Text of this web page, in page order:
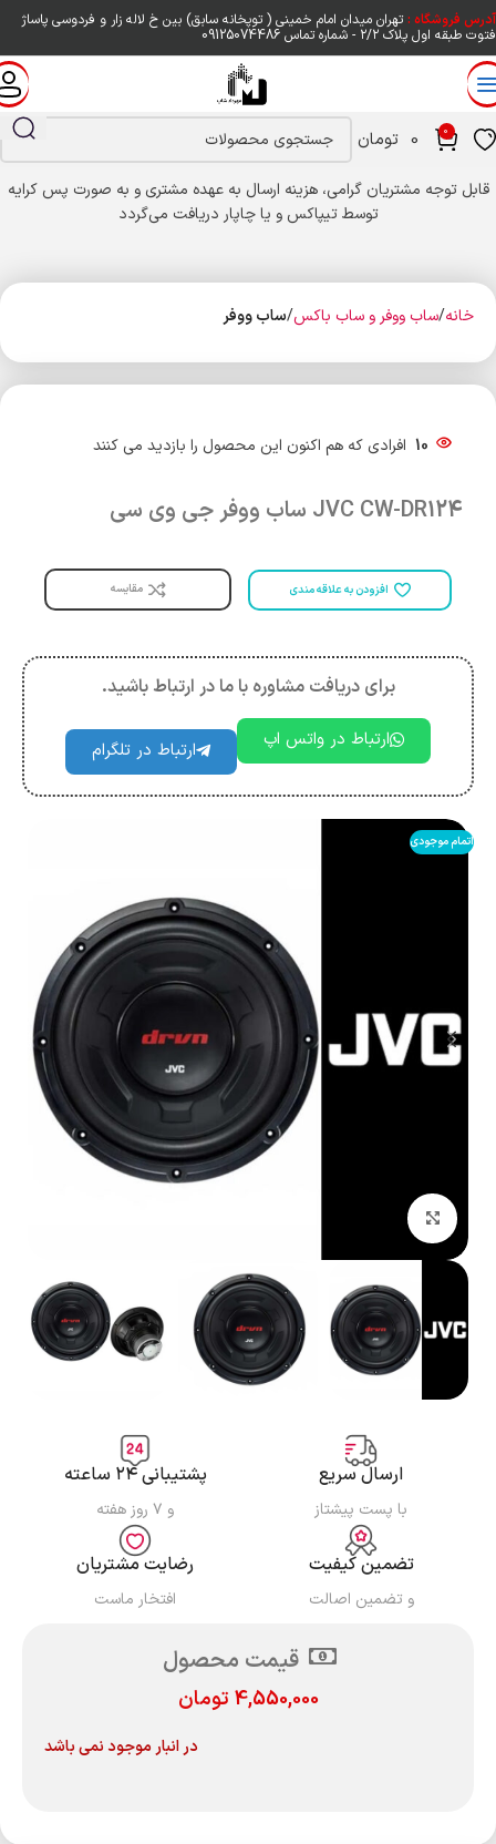
آدرس فروشگاه :تهران میدان امام خمینی ( توپخانه سابق) بین خ لاله زار و فردوسی پاساژ
فتوت طبقه اول پلاک ۲/۲ - شماره تماس 09125074486
0
0 تومان
قابل توجه مشتریان گرامی، هزینه ارسال به عهده مشتری و به صورت پس کرایه
توسط تیپاکس و یا چاپار دریافت می‌گردد
خانه ساب ووفر و ساب باکس ساب ووفر
10 افرادی که هم اکنون این محصول را بازدید می کنند
JVC CW-DR124 ساب ووفر جی وی سی
افزودن به علاقه مندی مقایسه
برای دریافت مشاوره با ما در ارتباط باشید.
ارتباط در واتس اپ ارتباط در تلگرام
اتمام موجودی
بزرگنمایی تصویر
ارسال سریع
با پست پیشتاز
پشتیبانی ۲۴ ساعته
و ۷ روز هفته
تضمین کیفیت
و تضمین اصالت
رضایت مشتریان
افتخار ماست
قیمت محصول
4,550,000 تومان
در انبار موجود نمی باشد